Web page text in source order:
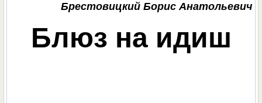
Брестовицкий Борис Анатольевич
Блюз на идиш